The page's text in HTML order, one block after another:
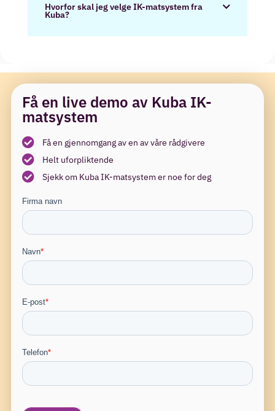
Hvorfor skal jeg velge IK-matsystem fra
Kuba?
Få en live demo av Kuba IK-
matsystem
Få en gjennomgang av en av våre rådgivere
Helt uforpliktende
Sjekk om Kuba IK-matsystem er noe for deg